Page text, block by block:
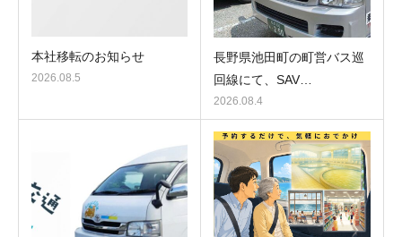
本社移転のお知らせ
2026.08.5
長野県池田町の町営バス巡
回線にて、SAV…
2026.08.4